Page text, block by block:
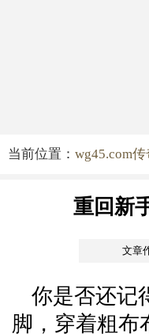
当前位置： wg45.com
重回新
文章
你是否还记
脚，穿着粗布